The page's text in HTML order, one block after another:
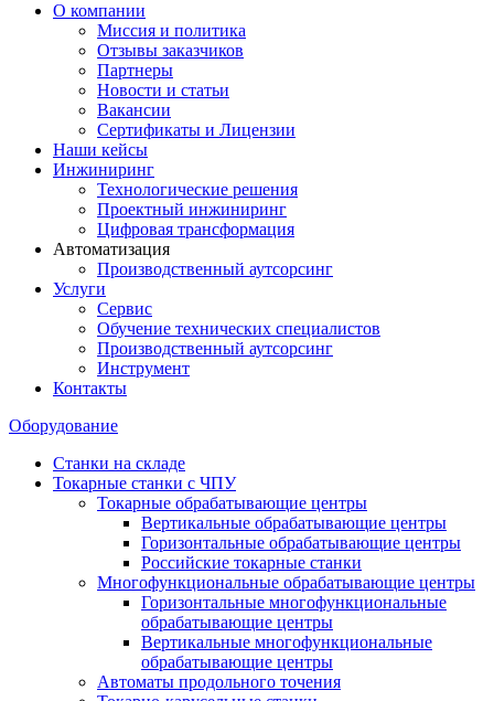
О компании
Миссия и политика
Отзывы заказчиков
Партнеры
Новости и статьи
Вакансии
Сертификаты и Лицензии
Наши кейсы
Инжиниринг
Технологические решения
Проектный инжиниринг
Цифровая трансформация
Автоматизация
Производственный аутсорсинг
Услуги
Сервис
Обучение технических специалистов
Производственный аутсорсинг
Инструмент
Контакты
Оборудование
Станки на складе
Токарные станки с ЧПУ
Токарные обрабатывающие центры
Вертикальные обрабатывающие центры
Горизонтальные обрабатывающие центры
Российские токарные станки
Многофункциональные обрабатывающие центры
Горизонтальные многофункциональные
обрабатывающие центры
Вертикальные многофункциональные
обрабатывающие центры
Автоматы продольного точения